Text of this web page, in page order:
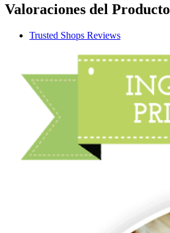
Valoraciones del Producto
Trusted Shops Reviews